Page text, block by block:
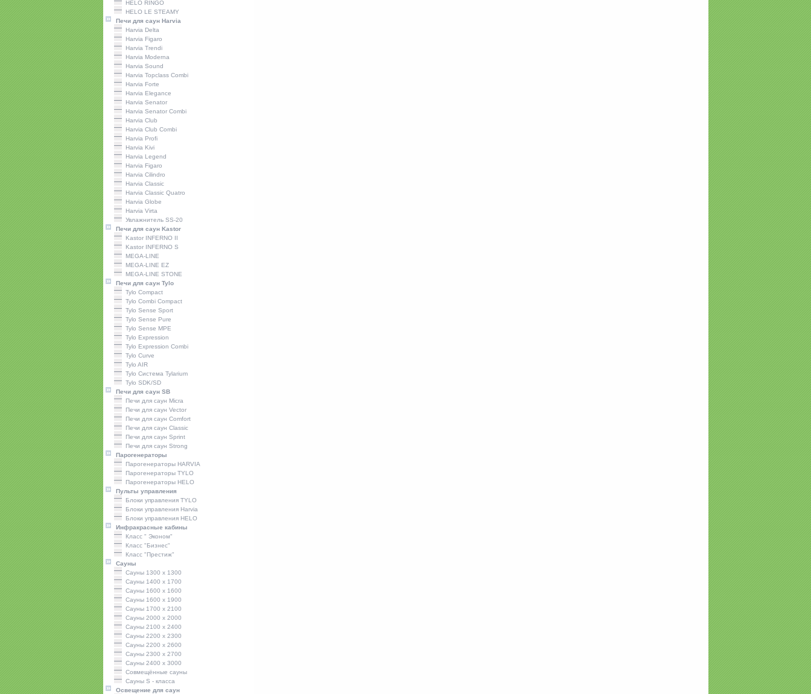
HELO RINGO
HELO LE STEAMY
Печи для саун Harvia
Harviа Delta
Harviа Figaro
Harviа Trendi
Harviа Moderna
Harviа Sound
Harvia Topclass Combi
Harvia Forte
Harvia Elegance
Harvia Senator
Harvia Senator Combi
Harvia Сlub
Harvia Club Combi
Harvia Profi
Harviа Kivi
Harvia Legend
Harvia Figaro
Harvia Cilindro
Harviа Classic
Harvia Classic Quatro
Harvia Globe
Harvia Virta
Увлажнитель SS-20
Печи для саун Kastor
Kastor INFERNO II
Kastor INFERNO S
MEGA-LINE
MEGA-LINE EZ
MEGA-LINE STONE
Печи для саун Tylo
Tylo Compact
Tylo Combi Compact
Tylo Sense Sport
Tylo Sense Pure
Tylo Sense MPE
Tylo Expression
Tylo Expression Combi
Tylo Curve
Tylo AIR
Tylo Система Tylarium
Tylo SDK/SD
Печи для саун SB
Печи для саун Micra
Печи для саун Vector
Печи для саун Comfort
Печи для саун Classic
Печи для саун Sprint
Печи для саун Strong
Парогенераторы
Парогенераторы HARVIA
Парогенераторы TYLO
Парогенераторы HELO
Пульты управления
Блоки управления TYLO
Блоки управления Harvia
Блоки управления HELO
Инфракрасные кабины
Класс " Эконом"
Класс "Бизнес"
Класс "Престиж"
Сауны
Сауны 1300 х 1300
Сауны 1400 x 1700
Сауны 1600 x 1600
Сауны 1600 x 1900
Сауны 1700 x 2100
Сауны 2000 x 2000
Сауны 2100 x 2400
Сауны 2200 x 2300
Сауны 2200 x 2600
Сауны 2300 x 2700
Сауны 2400 x 3000
Совмещённые сауны
Сауны S - класса
Освещение для саун